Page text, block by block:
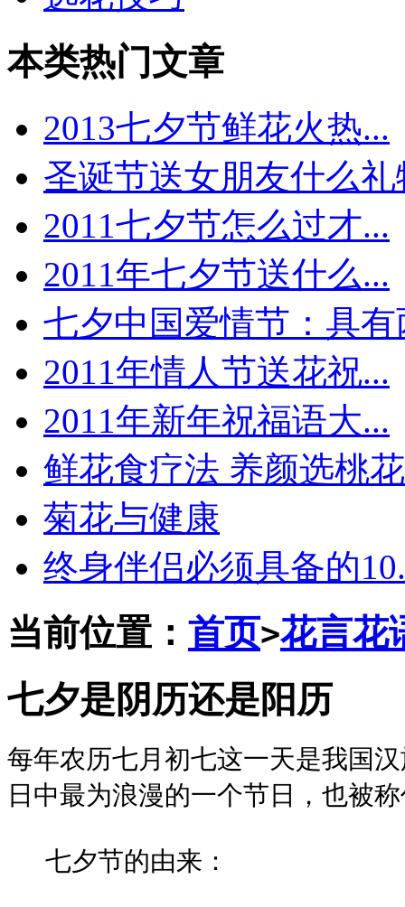
本类热门文章
2013七夕节鲜花火热...
圣诞节送女朋友什么礼
2011七夕节怎么过才...
2011年七夕节送什么...
七夕中国爱情节：具有
2011年情人节送花祝...
2011年新年祝福语大...
鲜花食疗法 养颜选桃花
菊花与健康
终身伴侣必须具备的
当前位置： 首页>花言花
七夕是阴历还是阳历
每年农历七月初七这一天是我国
日中最为浪漫的一个节日，也被
七夕节的由来：